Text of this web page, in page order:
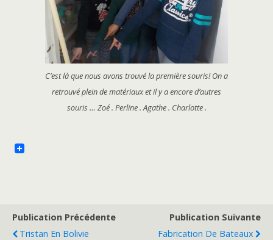
C’est là que nous avons trouvé la première souris! On a
retrouvé plein de matériaux et il y a encore d’autres
souris … Zoé . Perline . Agathe . Charlotte .
Publication Précédente
Tristan En Bolivie
Publication Suivante
Fabrication De Bateaux